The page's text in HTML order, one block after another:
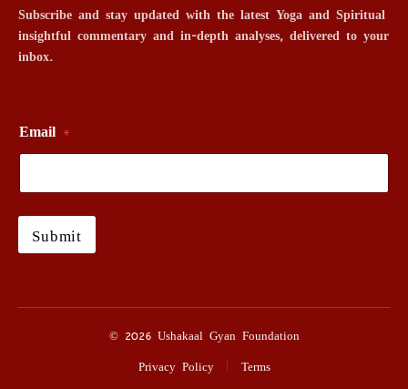
Subscribe and stay updated with the latest Yoga and Spiritual
insightful commentary and in-depth analyses, delivered to your
inbox.
Email *
Submit
© 2026 Ushakaal Gyan Foundation
Privacy Policy
Terms